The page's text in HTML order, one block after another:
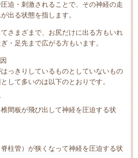
迫・刺激されることで、その神経の走
出る状態を指します。
さまざまで、お尻だけに出る方もいれ
・足先まで広がる方もいます。
っきりしているものとしていないもの
して多いのは以下のとおりです。
間板が飛び出して神経を圧迫する状
柱管）が狭くなって神経を圧迫する状